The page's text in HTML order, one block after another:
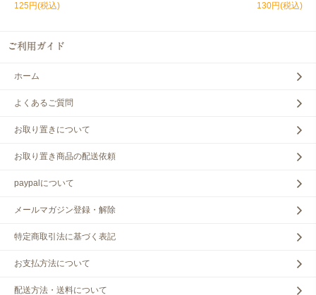
125円(税込)
130円(税込)
ホーム
よくあるご質問
お取り置きについて
お取り置き商品の配送依頼
paypalについて
メールマガジン登録・解除
特定商取引法に基づく表記
お支払方法について
配送方法・送料について